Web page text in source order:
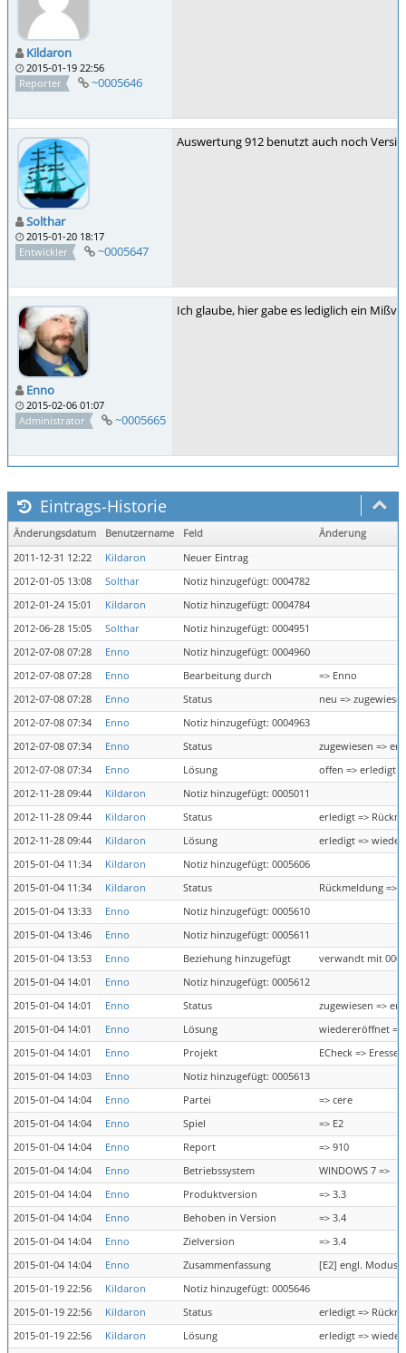
Kildaron
2015-01-19 22:56
Reporter
~0005646
Solthar
2015-01-20 18:17
Entwickler
~0005647
Auswertung 912 benutzt auch noch
Enno
2015-02-06 01:07
Administrator
~0005665
Ich glaube, hier gabe es lediglich ein
Eintrags-Historie
Änderungsdatum Benutzername Feld
Änderung
2011-12-31 12:22
Kildaron
Neuer Eintrag
2012-01-05 13:08
Solthar
Notiz hinzugefügt: 0004782
2012-01-24 15:01
Kildaron
Notiz hinzugefügt: 0004784
2012-06-28 15:05
Solthar
Notiz hinzugefügt: 0004951
2012-07-08 07:28
Enno
Notiz hinzugefügt: 0004960
2012-07-08 07:28
Enno Bearbeitung durch
=> Enno
2012-07-08 07:28
Enno Status
neu =>
2012-07-08 07:34
Enno
Notiz hinzugefügt: 0004963
2012-07-08 07:34
Enno Status
zugewiesen =>
2012-07-08 07:34
Enno Lösung
offen => erledigt
2012-11-28 09:44
Kildaron
Notiz hinzugefügt: 0005011
2012-11-28 09:44
Kildaron Status
erledigt =>
2012-11-28 09:44
Kildaron Lösung
erledigt =>
2015-01-04 11:34
Kildaron
Notiz hinzugefügt: 0005606
2015-01-04 11:34
Kildaron Status
Rückmeldung =>
2015-01-04 13:33
Enno
Notiz hinzugefügt: 0005610
2015-01-04 13:46
Enno
Notiz hinzugefügt: 0005611
2015-01-04 13:53
Enno Beziehung hinzugefügt
verwandt mit
2015-01-04 14:01
Enno
Notiz hinzugefügt: 0005612
2015-01-04 14:01
Enno Status
zugewiesen =>
2015-01-04 14:01
Enno Lösung
wiedereröffnet
2015-01-04 14:01
Enno Projekt
ECheck => Eressea
2015-01-04 14:03
Enno
Notiz hinzugefügt: 0005613
2015-01-04 14:04
Enno Partei
=> cere
2015-01-04 14:04
Enno Spiel
=> E2
2015-01-04 14:04
Enno Report
=> 910
2015-01-04 14:04
Enno Betriebssystem
WINDOWS 7 =>
2015-01-04 14:04
Enno Produktversion
=> 3.3
2015-01-04 14:04
Enno Behoben in Version
=> 3.4
2015-01-04 14:04
Enno Zielversion
=> 3.4
2015-01-04 14:04
Enno Zusammenfassung
[E2] engl. Modus
2015-01-19 22:56
Kildaron
Notiz hinzugefügt: 0005646
2015-01-19 22:56
Kildaron Status
erledigt =>
2015-01-19 22:56
Kildaron Lösung erledigt =>